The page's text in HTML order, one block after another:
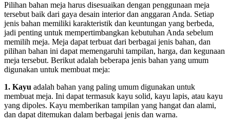
Pilihan bahan meja harus disesuaikan dengan penggunaan meja
tersebut baik dari gaya desain interior dan anggaran Anda. Setiap
jenis bahan memiliki karakteristik dan keuntungan yang berbeda,
jadi penting untuk mempertimbangkan kebutuhan Anda sebelum
memilih meja. Meja dapat terbuat dari berbagai jenis bahan, dan
pilihan bahan ini dapat memengaruhi tampilan, harga, dan kegunaan
meja tersebut. Berikut adalah beberapa jenis bahan yang umum
digunakan untuk membuat meja:
1. Kayu adalah bahan yang paling umum digunakan untuk
membuat meja. Ini dapat termasuk kayu solid, kayu lapis, atau kayu
yang dipoles. Kayu memberikan tampilan yang hangat dan alami,
dan dapat ditemukan dalam berbagai jenis dan warna.